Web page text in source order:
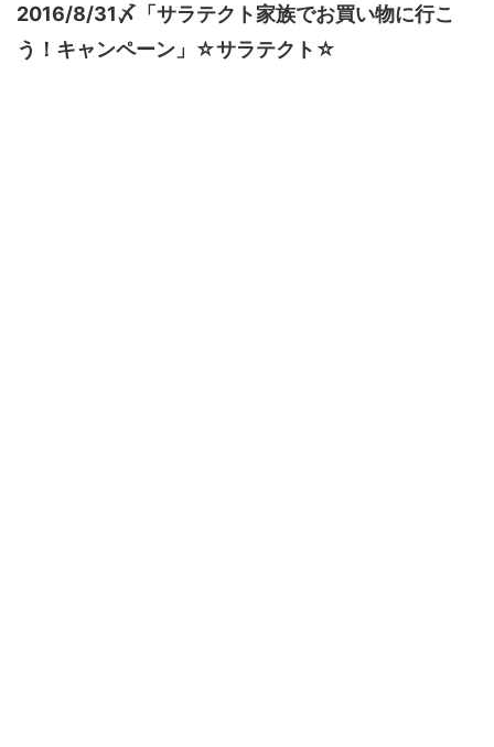
2016/8/31〆「サラテクト家族でお買い物に行こ
う！キャンペーン」☆サラテクト☆